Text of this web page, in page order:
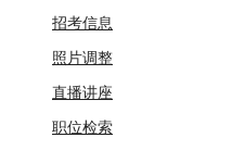
招考信息
照片调整
直播讲座
职位检索